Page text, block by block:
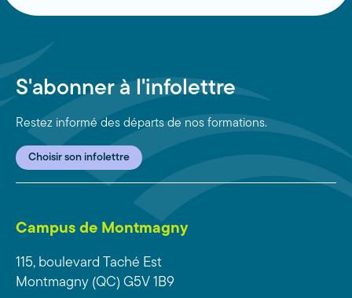
S'abonner à l'infolettre
Restez informé des départs de nos formations.
Choisir son infolettre
Campus de Montmagny
115, boulevard Taché Est
Montmagny (QC) G5V 1B9